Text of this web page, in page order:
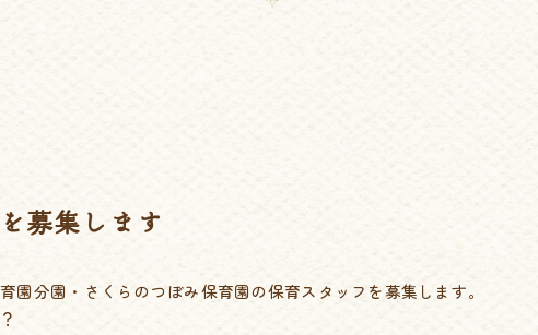
募集します
園分園・さくらのつぼみ保育園の保育スタッフを募集します。